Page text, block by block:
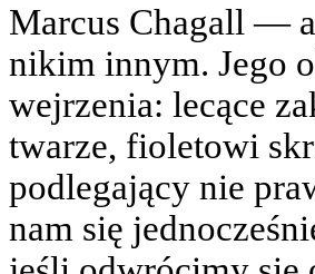
Marcus Chagall —
nikim innym. Jego
wejrzenia: lecące
twarze, fioletowi
podlegający nie
nam się